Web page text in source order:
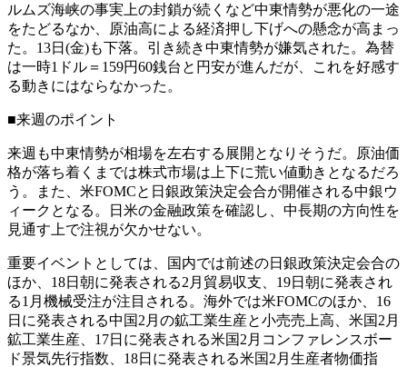
ルムズ海峡の事実上の封鎖が続くなど中東情勢が悪化の一途
をたどるなか、原油高による経済押し下げへの懸念が高まっ
た。13日(金)も下落。引き続き中東情勢が嫌気された。為替
は一時1ドル＝159円60銭台と円安が進んだが、これを好感す
る動きにはならなかった。
■来週のポイント
来週も中東情勢が相場を左右する展開となりそうだ。原油価
格が落ち着くまでは株式市場は上下に荒い値動きとなるだろ
う。また、米FOMCと日銀政策決定会合が開催される中銀ウ
ィークとなる。日米の金融政策を確認し、中長期の方向性を
見通す上で注視が欠かせない。
重要イベントとしては、国内では前述の日銀政策決定会合の
ほか、18日朝に発表される2月貿易収支、19日朝に発表され
る1月機械受注が注目される。海外では米FOMCのほか、16
日に発表される中国2月の鉱工業生産と小売売上高、米国2月
鉱工業生産、17日に発表される米国2月コンファレンスボー
ド景気先行指数、18日に発表される米国2月生産者物価指